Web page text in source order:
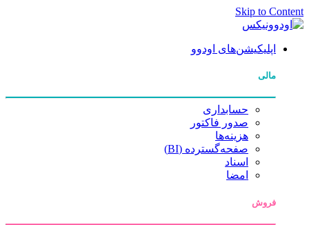
Skip to Content
اپلیکیشن‌های اودوو
مالی
حسابداری
صدور فاکتور
هزینه‌ها
صفحه‌گسترده (BI)
اسناد
امضا
فروش